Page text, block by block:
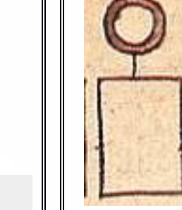
Paleografía:chilli
Grafía normalizada: chilli
Traducción uno:chile
Traducción dos:
chile
Diccionario:
Arenas
Contexto:CHILE
xiqualhuicacan chilli= traed chile
preguntar, y pedir despues de
= chile (Palabras comunes,
preguntar, en razon de adereçar
Fuente: 1611 Arenas
Notas:ch-- c$--
Gran Diccionario Náhuatl [en
de México [Ciudad
Disponible en la Web http://
TEPETLAOZTOC - K51_B
Elemento:tilmatli